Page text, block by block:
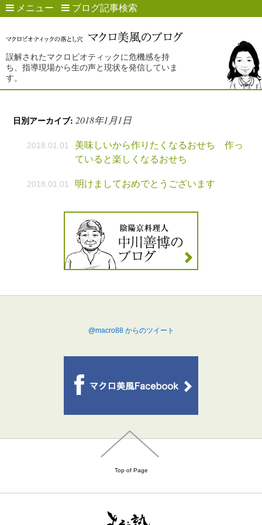
メニュー ブログ記事検索
誤解されたマクロビオティックに危機感を持
ち、指導現場から生の声と現状を発信していま
す。
日別アーカイブ:2018年1月1日
2018.01.01
美味しいから作りたくなるおせち 作っ
ていると楽しくなるおせち
2018.01.01 明けましておめでとうございます
@macro88 からのツイート
Top of Page